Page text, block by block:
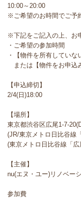
10:00～20:00
※ご希望のお時間でご予
※下記をご記入の上、お
・ご希望の参加時間
・【物件を所有していな
または【物件をお申込
【申込締切】
2/4(日)18:00
【場所】
東京都渋谷区広尾1-7-
(JR/東京メトロ日比谷線
(東京メトロ日比谷線「
【主催】
nu(エヌ・ユー)リノベー
参加費